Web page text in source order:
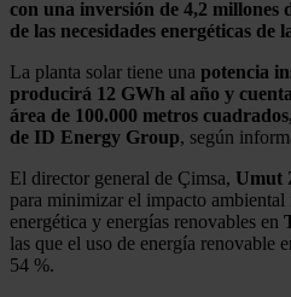
con una inversión de 4,2 millones
de las necesidades energéticas de
La planta solar tiene una potencia
producirá 12 GWh al año y
área de 100.000 metros
de ID Energy Group, según
El director general de Çimsa, Umut
para minimizar el impacto
energética y energías renovables en
las que el uso de energía renovable
54 %.